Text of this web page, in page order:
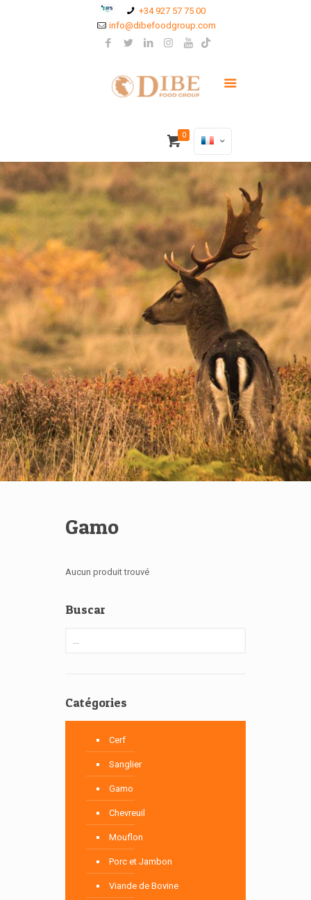
+34 927 57 75 00
info@dibefoodgroup.com
0
Gamo
Aucun produit trouvé
Buscar
Catégories
Cerf
Sanglier
Gamo
Chevreuil
Mouflon
Porc et Jambon
Viande de Bovine